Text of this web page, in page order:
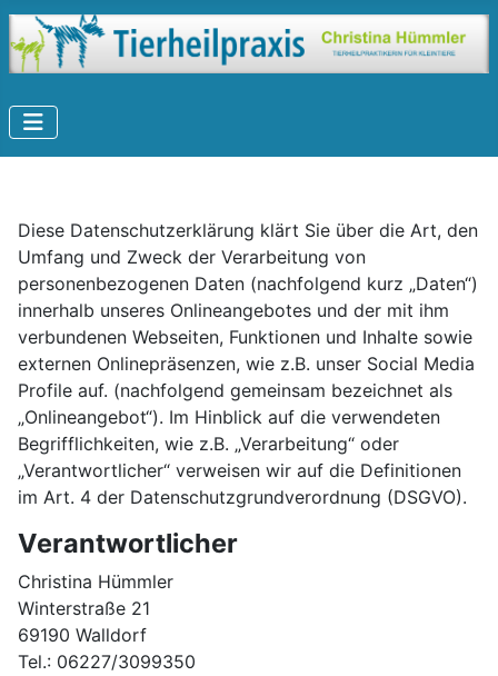
Diese Datenschutzerklärung klärt Sie über die Art, den
Umfang und Zweck der Verarbeitung von
personenbezogenen Daten (nachfolgend kurz „Daten“)
innerhalb unseres Onlineangebotes und der mit ihm
verbundenen Webseiten, Funktionen und Inhalte sowie
externen Onlinepräsenzen, wie z.B. unser Social Media
Profile auf. (nachfolgend gemeinsam bezeichnet als
„Onlineangebot“). Im Hinblick auf die verwendeten
Begrifflichkeiten, wie z.B. „Verarbeitung“ oder
„Verantwortlicher“ verweisen wir auf die Definitionen
im Art. 4 der Datenschutzgrundverordnung (DSGVO).
Verantwortlicher
Christina Hümmler
Winterstraße 21
69190 Walldorf
Tel.: 06227/3099350